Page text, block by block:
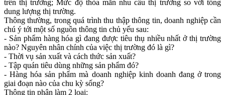
trên thị trường; Mức độ thỏa mãn nhu cầu thị trường so với tổng
dung lượng thị trường.
Thông thường, trong quá trình thu thập thông tin, doanh nghiệp cần
chú ý tới một số nguồn thông tin chủ yếu sau:
- Sản phẩm hàng hóa gì đang được tiêu thụ nhiều nhất ở thị trường
nào? Nguyên nhân chính của việc thị trường đó là gì?
- Thời vụ sản xuất và cách thức sản xuất?
- Tập quán tiêu dùng những sản phẩm đó?
- Hàng hóa sản phẩm mà doanh nghiệp kinh doanh đang ở trong
giai đoạn nào của chu kỳ sống?
Thông tin phân làm 2 loại: